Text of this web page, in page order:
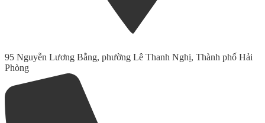
95 Nguyễn Lương Bằng, phường Lê Thanh Nghị, Thành phố Hải
Phòng